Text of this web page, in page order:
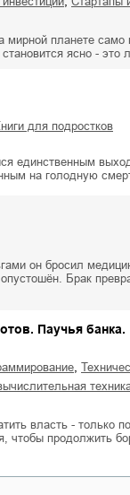
мирной планете
ясно - это
книги для подростков
единственным
на голодную
он бросил
Брак
Паучья банка.
власть - только
чтобы продолжить